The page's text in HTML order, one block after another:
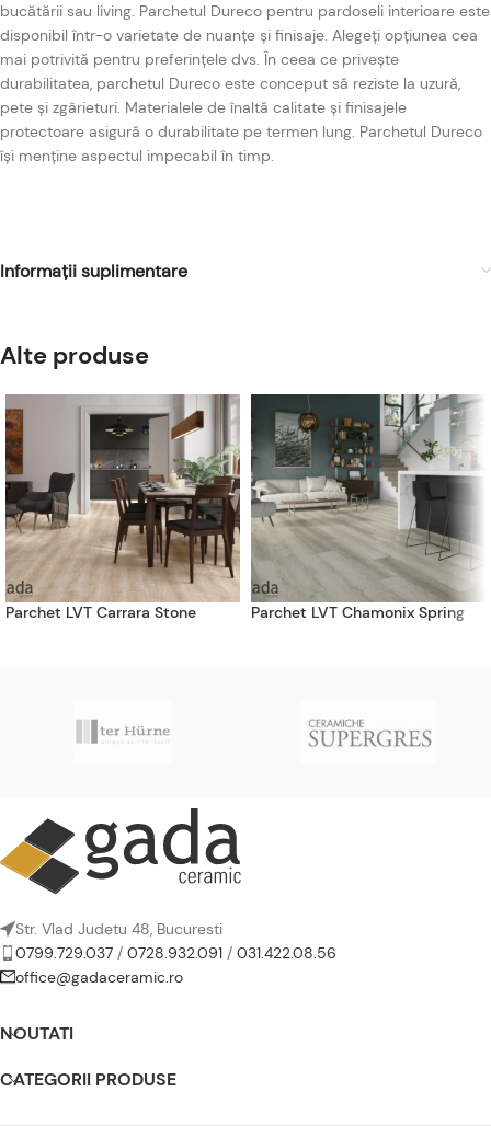
bucătării sau living. Parchetul Dureco pentru pardoseli interioare este
disponibil într-o varietate de nuanțe și finisaje. Alegeți opțiunea cea
mai potrivită pentru preferințele dvs. În ceea ce privește
durabilitatea, parchetul Dureco este conceput să reziste la uzură,
pete și zgârieturi. Materialele de înaltă calitate și finisajele
protectoare asigură o durabilitate pe termen lung. Parchetul Dureco
își menține aspectul impecabil în timp.
Informații suplimentare
Alte produse
Parchet LVT Carrara Stone Parchet LVT Chamonix Spring
Str. Vlad Judetu 48, Bucuresti
0799.729.037 / 0728.932.091 / 031.422.08.56
office@gadaceramic.ro
NOUTATI
CATEGORII PRODUSE